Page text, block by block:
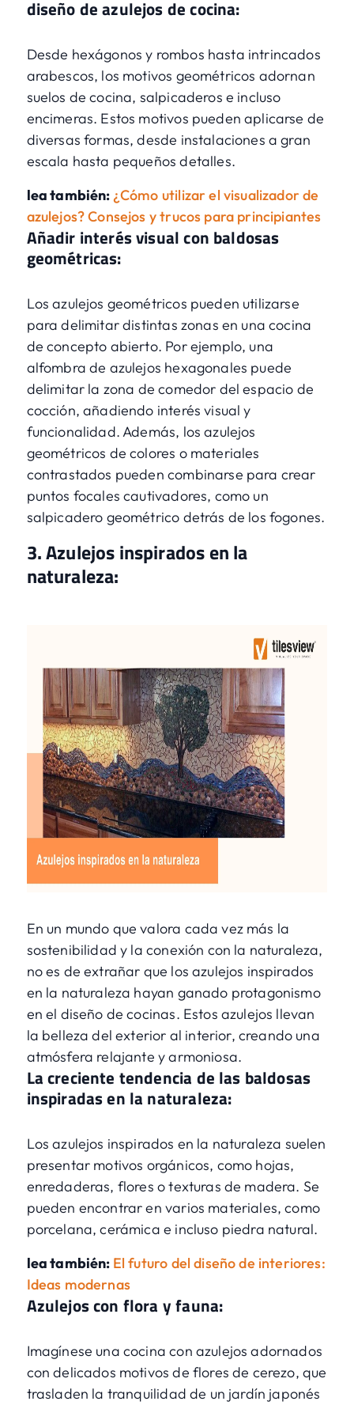
diseño de azulejos de cocina:
Desde hexágonos y rombos hasta intrincados
arabescos, los motivos geométricos adornan
suelos de cocina, salpicaderos e incluso
encimeras. Estos motivos pueden aplicarse de
diversas formas, desde instalaciones a gran
escala hasta pequeños detalles.
lea también:¿Cómo utilizar el visualizador de
azulejos? Consejos y trucos para principiantes
Añadir interés visual con baldosas
geométricas:
Los azulejos geométricos pueden utilizarse
para delimitar distintas zonas en una cocina
de concepto abierto. Por ejemplo, una
alfombra de azulejos hexagonales puede
delimitar la zona de comedor del espacio de
cocción, añadiendo interés visual y
funcionalidad. Además, los azulejos
geométricos de colores o materiales
contrastados pueden combinarse para crear
puntos focales cautivadores, como un
salpicadero geométrico detrás de los fogones.
3. Azulejos inspirados en la
naturaleza:
En un mundo que valora cada vez más la
sostenibilidad y la conexión con la naturaleza,
no es de extrañar que los azulejos inspirados
en la naturaleza hayan ganado protagonismo
en el diseño de cocinas. Estos azulejos llevan
la belleza del exterior al interior, creando una
atmósfera relajante y armoniosa.
La creciente tendencia de las baldosas
inspiradas en la naturaleza:
Los azulejos inspirados en la naturaleza suelen
presentar motivos orgánicos, como hojas,
enredaderas, flores o texturas de madera. Se
pueden encontrar en varios materiales, como
porcelana, cerámica e incluso piedra natural.
lea también: El futuro del diseño de interiores:
Ideas modernas
Azulejos con flora y fauna:
Imagínese una cocina con azulejos adornados
con delicados motivos de flores de cerezo, que
trasladen la tranquilidad de un jardín japonés